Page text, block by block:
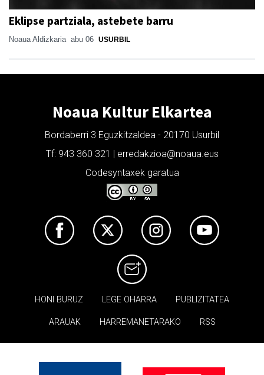
Eklipse partziala, astebete barru
Noaua Aldizkaria abu 06 USURBIL
Noaua Kultur Elkartea
Bordaberri 3 Eguzkitzaldea - 20170 Usurbil
Tf: 943 360 321 | erredakzioa@noaua.eus
Codesyntaxek garatua
HONI BURUZ LEGE OHARRA PUBLIZITATEA
ARAUAK HARREMANETARAKO RSS